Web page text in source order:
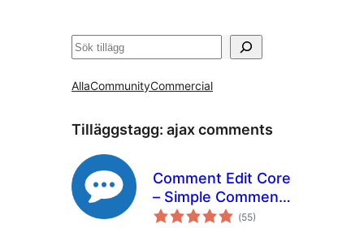
Sök
AllaCommunityCommercial
Tilläggstagg: ajax comments
Comment Edit Core
– Simple Comment
Editing
(Totalt
antal
55)